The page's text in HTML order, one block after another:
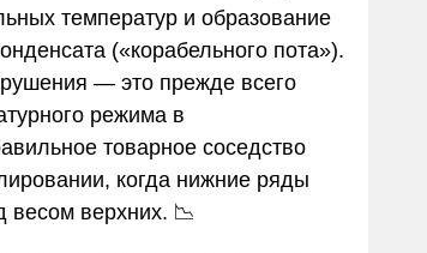
температур и образование
(«корабельного пота»).
— это прежде всего
режима в
товарное соседство
когда нижние ряды
весом верхних. 📉